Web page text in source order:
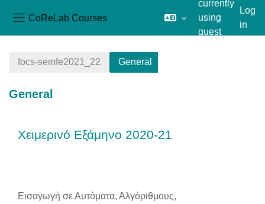
CoReLab Courses
currently
using
guest
Log
in
focs-semfe2021_22 General
General
Section outline
Χειμερινό Εξάμηνο 2020-21
Εισαγωγή σε Αυτόματα, Αλγόριθμους,